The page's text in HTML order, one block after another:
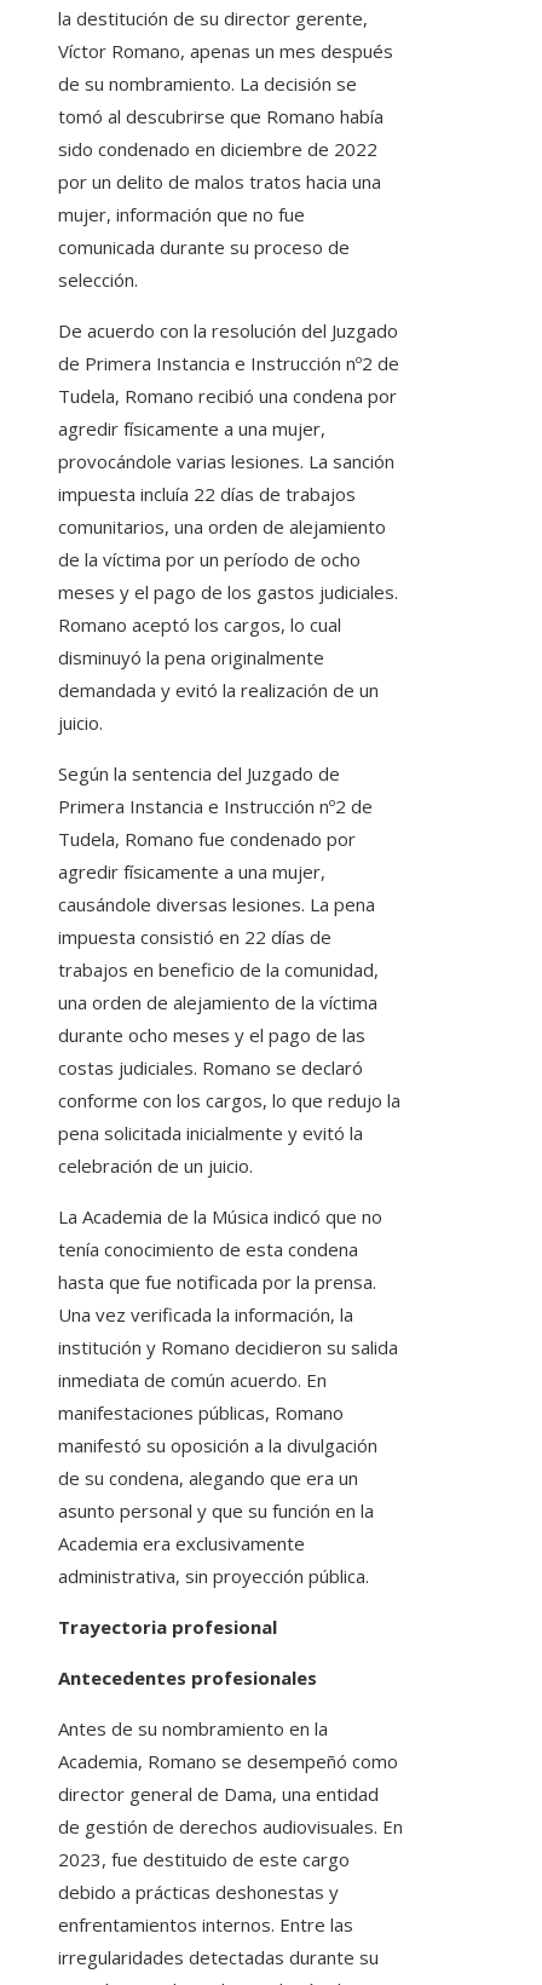
la destitución de su director gerente,
Víctor Romano, apenas un mes después
de su nombramiento. La decisión se
tomó al descubrirse que Romano había
sido condenado en diciembre de 2022
por un delito de malos tratos hacia una
mujer, información que no fue
comunicada durante su proceso de
selección.
De acuerdo con la resolución del Juzgado
de Primera Instancia e Instrucción nº2 de
Tudela, Romano recibió una condena por
agredir físicamente a una mujer,
provocándole varias lesiones. La sanción
impuesta incluía 22 días de trabajos
comunitarios, una orden de alejamiento
de la víctima por un período de ocho
meses y el pago de los gastos judiciales.
Romano aceptó los cargos, lo cual
disminuyó la pena originalmente
demandada y evitó la realización de un
juicio.
Según la sentencia del Juzgado de
Primera Instancia e Instrucción nº2 de
Tudela, Romano fue condenado por
agredir físicamente a una mujer,
causándole diversas lesiones. La pena
impuesta consistió en 22 días de
trabajos en beneficio de la comunidad,
una orden de alejamiento de la víctima
durante ocho meses y el pago de las
costas judiciales. Romano se declaró
conforme con los cargos, lo que redujo la
pena solicitada inicialmente y evitó la
celebración de un juicio.
La Academia de la Música indicó que no
tenía conocimiento de esta condena
hasta que fue notificada por la prensa.
Una vez verificada la información, la
institución y Romano decidieron su salida
inmediata de común acuerdo. En
manifestaciones públicas, Romano
manifestó su oposición a la divulgación
de su condena, alegando que era un
asunto personal y que su función en la
Academia era exclusivamente
administrativa, sin proyección pública.
Trayectoria profesional
Antecedentes profesionales
Antes de su nombramiento en la
Academia, Romano se desempeñó como
director general de Dama, una entidad
de gestión de derechos audiovisuales. En
2023, fue destituido de este cargo
debido a prácticas deshonestas y
enfrentamientos internos. Entre las
irregularidades detectadas durante su